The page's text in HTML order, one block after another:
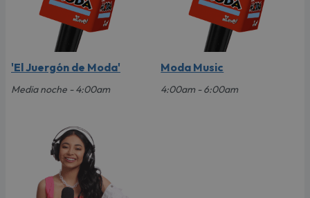
'El Juergón de Moda'
Media noche - 4:00am
Moda Music
4:00am - 6:00am